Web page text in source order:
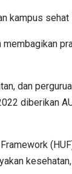
kampus sehat
dan
diberikan